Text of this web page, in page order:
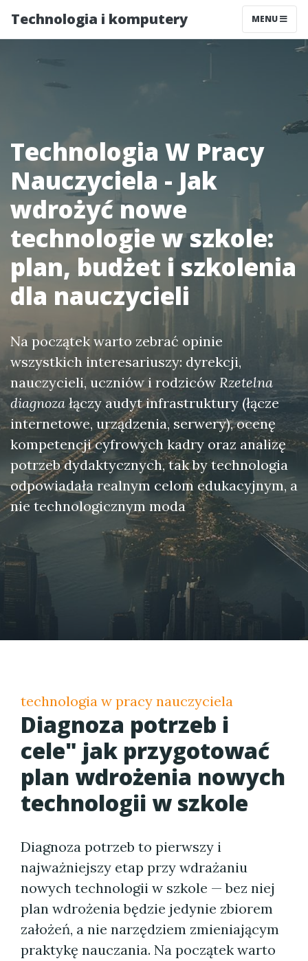
Technologia i komputery MENU
Technologia W Pracy
Nauczyciela - Jak
wdrożyć nowe
technologie w szkole:
plan, budżet i szkolenia
dla nauczycieli
Na początek warto zebrać opinie
wszystkich interesariuszy: dyrekcji,
nauczycieli, uczniów i rodziców Rzetelna
diagnozałączy audyt infrastruktury (łącze
internetowe, urządzenia, serwery), ocenę
kompetencji cyfrowych kadry oraz analizę
potrzeb dydaktycznych, tak by technologia
odpowiadała realnym celom edukacyjnym, a
nie technologicznym moda
technologia w pracy nauczyciela
Diagnoza potrzeb i
cele" jak przygotować
plan wdrożenia nowych
technologii w szkole
Diagnoza potrzeb to pierwszy i
najważniejszy etap przy wdrażaniu
nowych technologii w szkole — bez niej
plan wdrożenia będzie jedynie zbiorem
założeń, a nie narzędziem zmieniającym
praktykę nauczania. Na początek warto